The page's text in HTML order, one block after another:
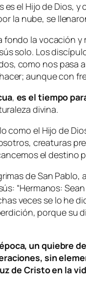
es el Hijo de Dios,
la nube, se
la vocación
solo. Los
como nos pasa
aunque con
, es el tiempo
divina.
como el Hijo de
creaturas
el destino
de San
“Hermanos:
veces se lo he
porque su
un quiebre
sin
de Cristo en la